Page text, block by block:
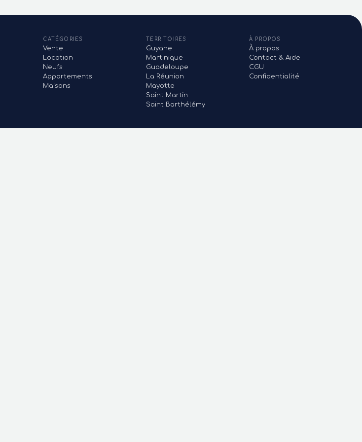
CATÉGORIES
Vente
Location
Neufs
Appartements
Maisons
TERRITOIRES
Guyane
Martinique
Guadeloupe
La Réunion
Mayotte
Saint Martin
Saint Barthélémy
À PROPOS
À propos
Contact & Aide
CGU
Confidentialité